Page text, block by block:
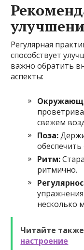
Регулярная
способствует
важно обратить
аспекты:
свежем
Поза:
Ритм:
ритмично.
несколько
Читайте
настроение